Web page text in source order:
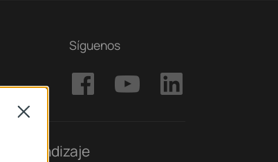
Síguenos
Aprendizaje
Close